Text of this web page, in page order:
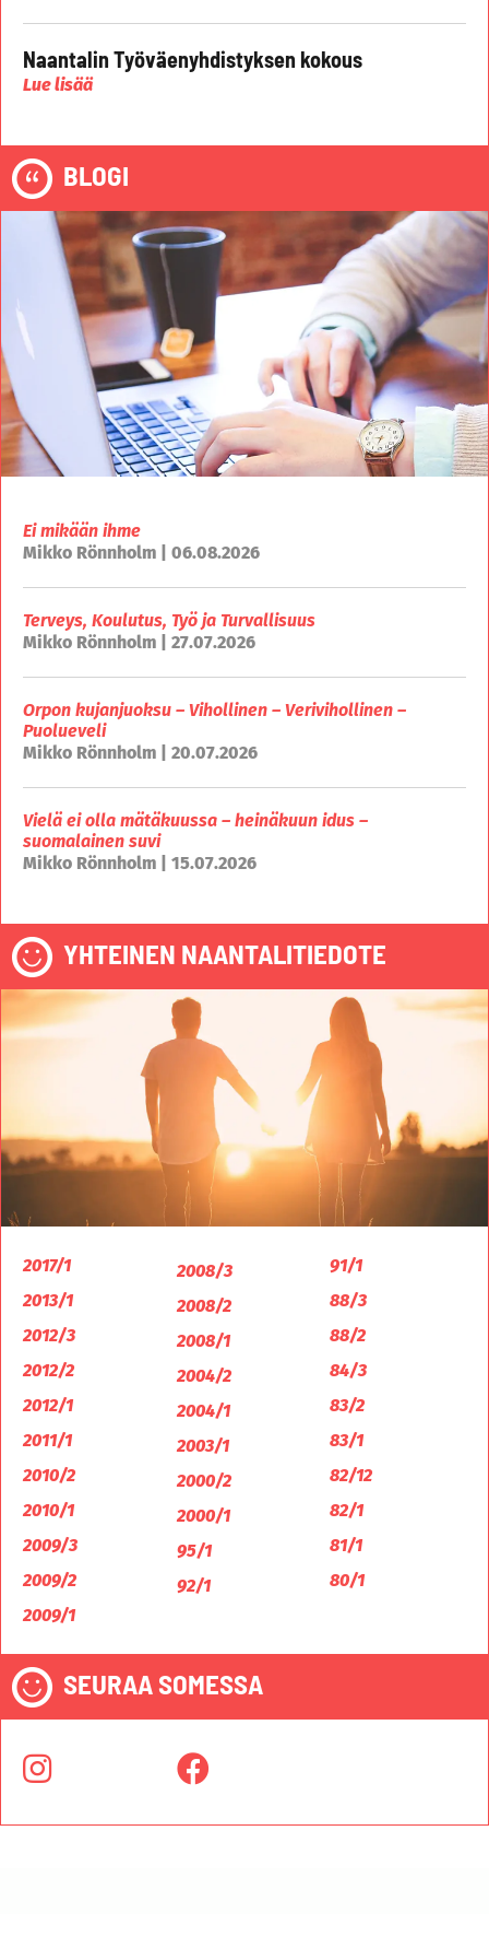
Naantalin Työväenyhdistyksen kokous
Lue lisää
BLOGI
Ei mikään ihme
Mikko Rönnholm | 06.08.2026
Terveys, Koulutus, Työ ja Turvallisuus
Mikko Rönnholm | 27.07.2026
Orpon kujanjuoksu – Vihollinen – Verivihollinen –
Puolueveli
Mikko Rönnholm | 20.07.2026
Vielä ei olla mätäkuussa – heinäkuun idus –
suomalainen suvi
Mikko Rönnholm | 15.07.2026
YHTEINEN NAANTALITIEDOTE
2017/1
2013/1
2012/3
2012/2
2012/1
2011/1
2010/2
2010/1
2009/3
2009/2
2009/1
2008/3
2008/2
2008/1
2004/2
2004/1
2003/1
2000/2
2000/1
95/1
92/1
91/1
88/3
88/2
84/3
83/2
83/1
82/12
82/1
81/1
80/1
SEURAA SOMESSA